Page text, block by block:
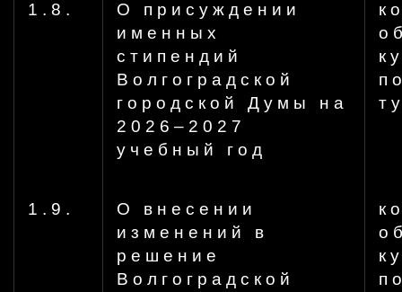
1.8.
О присуждении
именных
стипендий
Волгоградской
городской Думы на
2026–2027
учебный год
1.9.
О внесении
изменений в
решение
Волгоградской